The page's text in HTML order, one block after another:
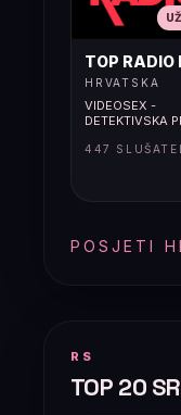
TOP RADIO
HRVATSKA
VIDEOSEX -
DETEKTIVSKA
447
POSJETI
RS
TOP 20